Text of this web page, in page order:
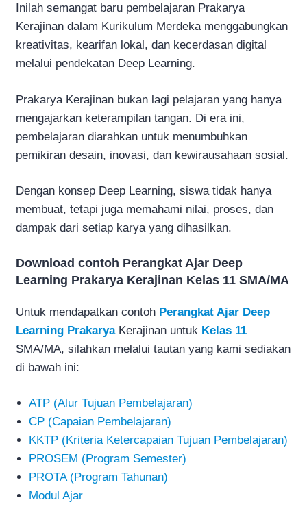
Inilah semangat baru pembelajaran Prakarya
Kerajinan dalam Kurikulum Merdeka menggabungkan
kreativitas, kearifan lokal, dan kecerdasan digital
melalui pendekatan Deep Learning.
Prakarya Kerajinan bukan lagi pelajaran yang hanya
mengajarkan keterampilan tangan. Di era ini,
pembelajaran diarahkan untuk menumbuhkan
pemikiran desain, inovasi, dan kewirausahaan sosial.
Dengan konsep Deep Learning, siswa tidak hanya
membuat, tetapi juga memahami nilai, proses, dan
dampak dari setiap karya yang dihasilkan.
Download contoh Perangkat Ajar Deep
Learning Prakarya Kerajinan Kelas 11 SMA/MA
Untuk mendapatkan contoh Perangkat Ajar Deep
Learning PrakaryaKerajinan untuk Kelas 11
SMA/MA, silahkan melalui tautan yang kami sediakan
di bawah ini:
ATP (Alur Tujuan Pembelajaran)
CP (Capaian Pembelajaran)
KKTP (Kriteria Ketercapaian Tujuan Pembelajaran)
PROSEM (Program Semester)
PROTA (Program Tahunan)
Modul Ajar